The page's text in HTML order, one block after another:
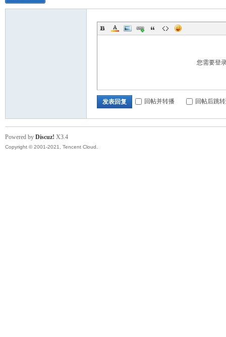
您需要登
发表回复 回帖并转播 回帖后跳
Powered by Discuz! X3.4
Copyright © 2001-2021, Tencent Cloud.